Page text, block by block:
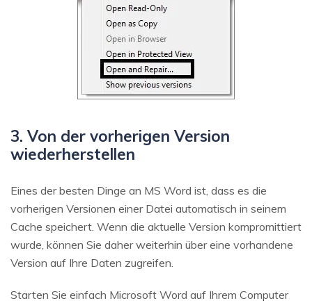
3. Von der vorherigen Version
wiederherstellen
Eines der besten Dinge an MS Word ist, dass es die
vorherigen Versionen einer Datei automatisch in seinem
Cache speichert. Wenn die aktuelle Version kompromittiert
wurde, können Sie daher weiterhin über eine vorhandene
Version auf Ihre Daten zugreifen.
Starten Sie einfach Microsoft Word auf Ihrem Computer